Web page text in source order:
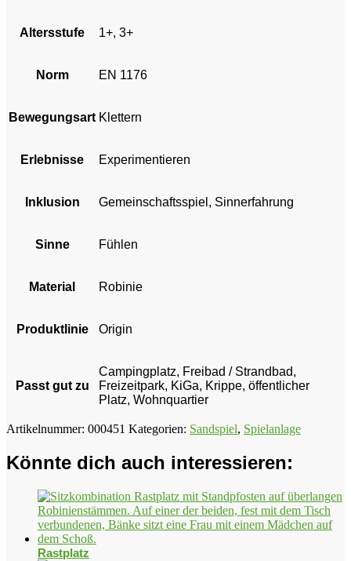
Altersstufe 1+, 3+
Norm EN 1176
Bewegungsart Klettern
Erlebnisse Experimentieren
Inklusion Gemeinschaftsspiel, Sinnerfahrung
Sinne Fühlen
Material Robinie
Produktlinie Origin
Passt gut zu
Campingplatz, Freibad / Strandbad,
Freizeitpark, KiGa, Krippe, öffentlicher
Platz, Wohnquartier
Artikelnummer: 000451 Kategorien: Sandspiel, Spielanlage
Könnte dich auch interessieren:
Rastplatz